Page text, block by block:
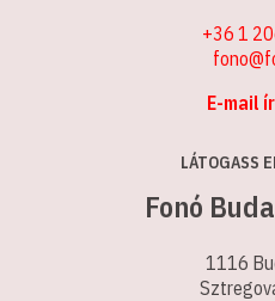
+36 1
E-mail
LÁTOGASS
Fonó
1116